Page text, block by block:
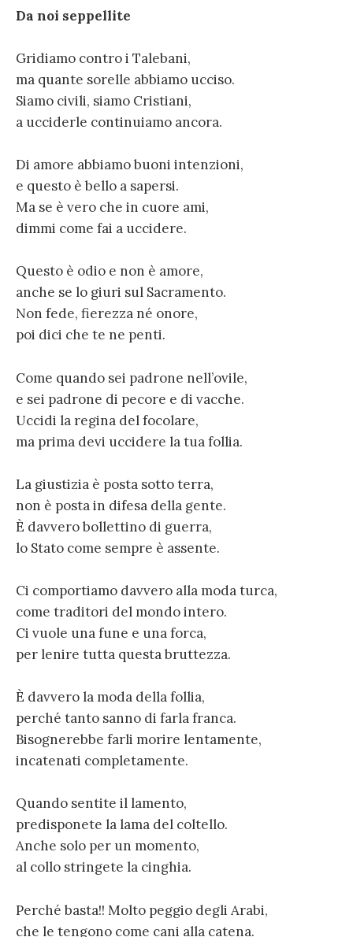
Da noi seppellite
Gridiamo contro i Talebani,
ma quante sorelle abbiamo ucciso.
Siamo civili, siamo Cristiani,
a ucciderle continuiamo ancora.
Di amore abbiamo buoni intenzioni,
e questo è bello a sapersi.
Ma se è vero che in cuore ami,
dimmi come fai a uccidere.
Questo è odio e non è amore,
anche se lo giuri sul Sacramento.
Non fede, fierezza né onore,
poi dici che te ne penti.
Come quando sei padrone nell’ovile,
e sei padrone di pecore e di vacche.
Uccidi la regina del focolare,
ma prima devi uccidere la tua follia.
La giustizia è posta sotto terra,
non è posta in difesa della gente.
È davvero bollettino di guerra,
lo Stato come sempre è assente.
Ci comportiamo davvero alla moda turca,
come traditori del mondo intero.
Ci vuole una fune e una forca,
per lenire tutta questa bruttezza.
È davvero la moda della follia,
perché tanto sanno di farla franca.
Bisognerebbe farli morire lentamente,
incatenati completamente.
Quando sentite il lamento,
predisponete la lama del coltello.
Anche solo per un momento,
al collo stringete la cinghia.
Perché basta!! Molto peggio degli Arabi,
che le tengono come cani alla catena.